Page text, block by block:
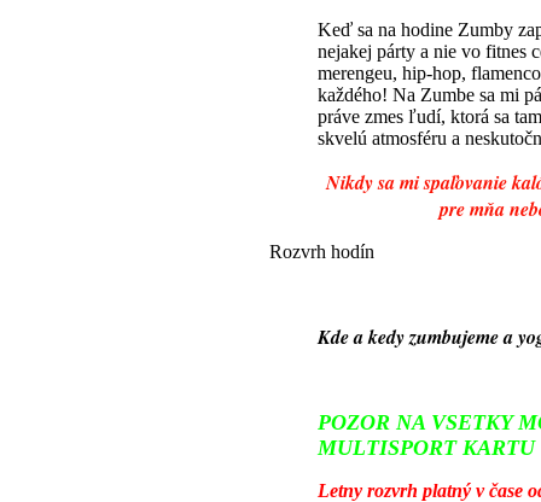
Keď sa na hodine Zumby
nejakej párty a nie vo fitnes
merengeu, hip-hop,
každého! Na Zumbe sa mi
práve zmes ľudí, ktorá sa
skvelú atmosféru a
Nikdy sa mi spaľovanie
pre mňa
Rozvrh hodín
Kde a kedy zumbujeme a
POZOR NA VSETKY
MULTISPORT KARTU
Letny rozvrh platný v čase